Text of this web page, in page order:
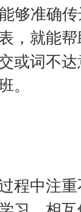
够准确
，就能
或词不
。
程中注